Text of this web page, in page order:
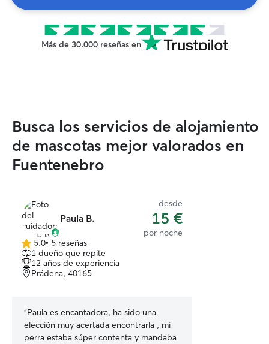
Más de 30.000 reseñas en
Busca los servicios de alojamiento
de mascotas mejor valorados en
Fuentenebro
Paula B.
desde
15 €
por noche
5.0
de
5
estrellas
5.0• 5 reseñas
1 dueño que repite
12 años de experiencia
Prádena, 40165
“Paula es encantadora, ha sido una
elección muy acertada encontrarla , mi
perra estaba súper contenta y mandaba